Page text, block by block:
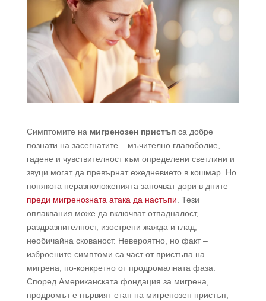
Симптомите на мигренозен пристъпса добре
познати на засегнатите – мъчително главоболие,
гадене и чувствителност към определени светлини и
звуци могат да превърнат ежедневието в кошмар. Но
понякога неразположенията започват дори в дните
преди мигренозната атака да настъпи. Тези
оплаквания може да включват отпадналост,
раздразнителност, изострени жажда и глад,
необичайна скованост. Невероятно, но факт –
изброените симптоми са част от пристъпа на
мигрена, по-конкретно от продромалната фаза.
Според Американската фондация за мигрена,
продромът е първият етап на мигренозен пристъп,